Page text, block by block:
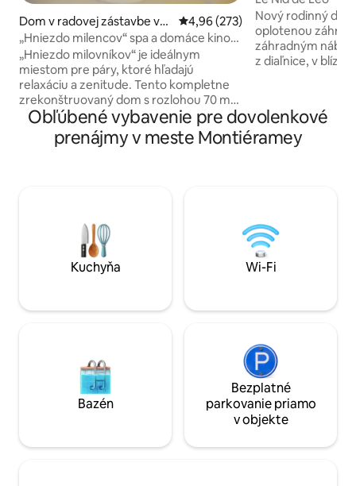
Dom v radovej zástavbe v
meste Saint-Florentin
Priemerné ohodnotenie 4,96 z
4,96 (273)
„Hniezdo milencov“ spa a domáce kino
3*
„Hniezdo milovníkov“ je ideálnym
miestom pre páry, ktoré hľadajú
relaxáciu a zenitude. Tento kompletne
zrekonštruovaný dom s rozlohou 70 m2
bol zariadený a zariadený v odtieňoch a
prírodných materiáloch návyková
výzdoba. Tento útulný zámotok je
Krásne služby, elegantná výzdoba a
pekné materiály, ako je voskovaný
betón, posteľná bielizeň, organická
Nový rodinný
oplotenou
záhradným
z diaľnice, v
jednolôžka (90 x
pohovka (140 x
vybavená rúrou,
indukčnou
Obľúbené vybavenie pre dovolenkové
prenájmy v meste Montiéramey
Kuchyňa Wi-Fi
Bazén
Bezplatné
parkovanie priamo
v objekte